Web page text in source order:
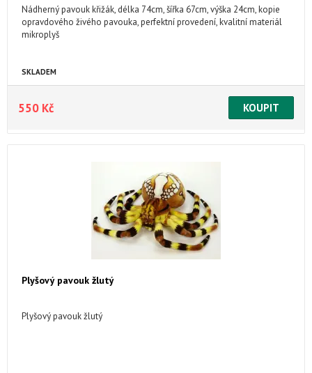
Nádherný pavouk křižák, délka 74cm, šířka 67cm, výška 24cm, kopie
opravdového živého pavouka, perfektní provedení, kvalitní materiál
mikroplyš
SKLADEM
550 Kč
Plyšový pavouk žlutý
Plyšový pavouk žlutý